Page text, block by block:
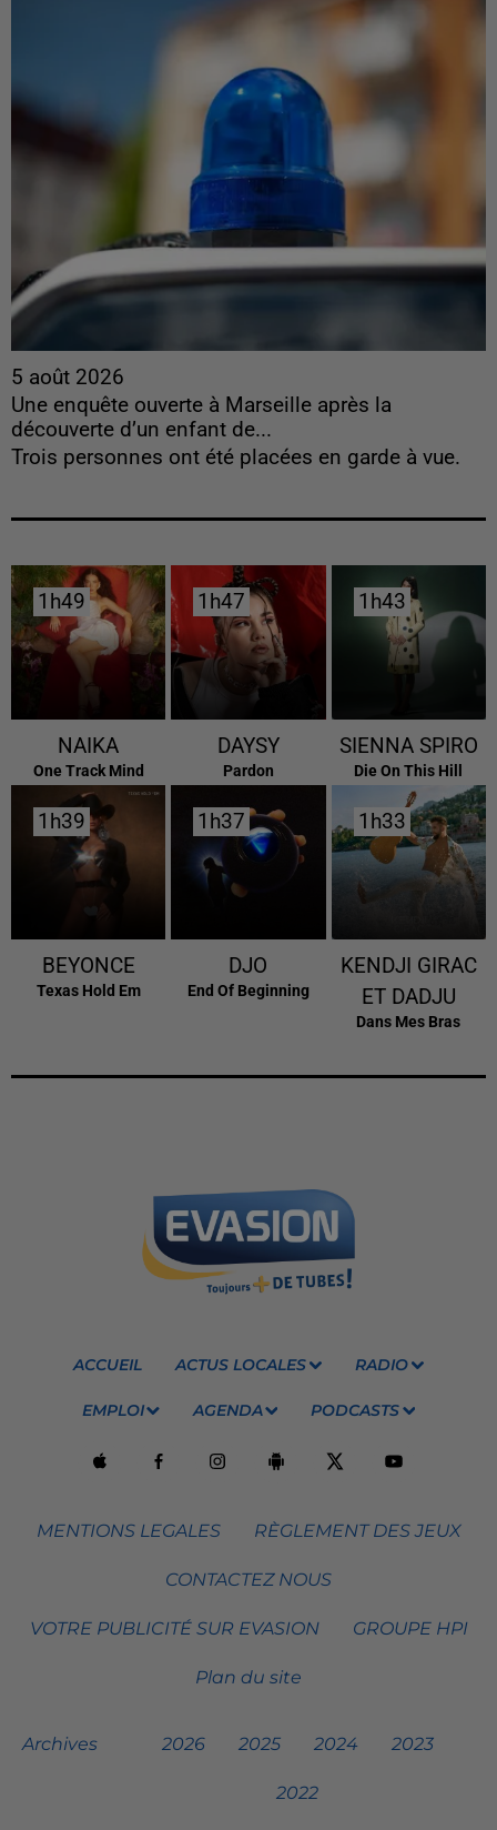
5 août 2026
Une enquête ouverte à Marseille après la
découverte d’un enfant de...
Trois personnes ont été placées en garde à vue.
1h49
1h49
NAIKA
One Track Mind
1h47
1h47
DAYSY
Pardon
1h43
1h43
SIENNA SPIRO
Die On This Hill
1h39
1h39
BEYONCE
Texas Hold Em
1h37
1h37
DJO
End Of Beginning
1h33
1h33
KENDJI GIRAC
ET DADJU
Dans Mes Bras
ACCUEIL ACTUS LOCALES RADIO
EMPLOI AGENDA PODCASTS
MENTIONS LEGALES RÈGLEMENT DES JEUX
CONTACTEZ NOUS
VOTRE PUBLICITÉ SUR EVASION GROUPE HPI
Plan du site
Archives 2026 2025 2024 2023
2022